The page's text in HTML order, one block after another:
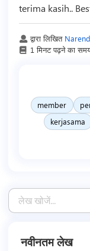
terima kasih..
द्वारा लिखित
1 मिनट पढ़ने का
member
kerjasama
नवीनतम लेख